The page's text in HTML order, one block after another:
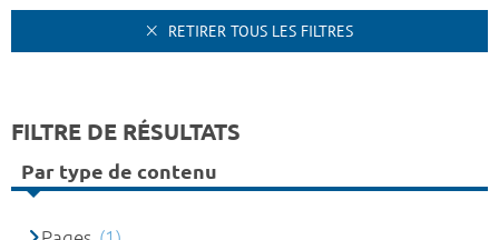
RETIRER TOUS LES FILTRES
FILTRE DE RÉSULTATS
Par type de contenu